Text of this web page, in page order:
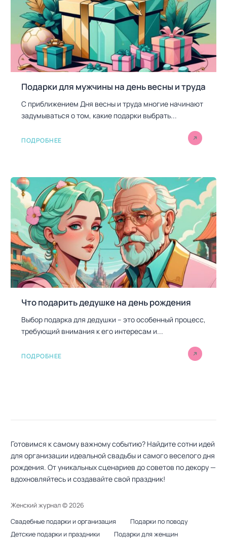
Подарки для мужчины на день весны и труда
С приближением Дня весны и труда многие начинают
задумываться о том, какие подарки выбрать...
ПОДРОБНЕЕ
Что подарить дедушке на день рождения
Выбор подарка для дедушки – это особенный процесс,
требующий внимания к его интересам и...
ПОДРОБНЕЕ
Готовимся к самому важному событию? Найдите сотни идей
для организации идеальной свадьбы и самого веселого дня
рождения. От уникальных сценариев до советов по декору —
вдохновляйтесь и создавайте свой праздник!
Женский журнал ©2026
Свадебные подарки и организация
Подарки по поводу
Детские подарки и праздники
Подарки для женщин